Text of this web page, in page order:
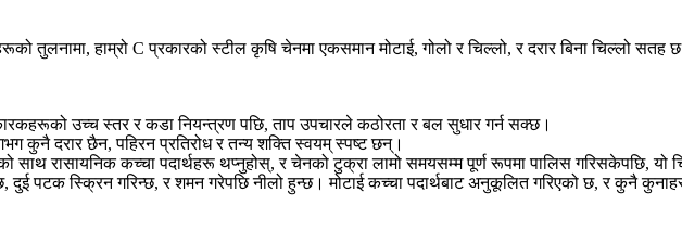
तुलनामा, हाम्रो C प्रकारको स्टील कृषि चेनमा एकसमान मोटाई, गोलो र चिल्लो, र दरार बिना चिल्लो सतह
उच्च स्तर र कडा नियन्त्रण पछि, ताप उपचारले कठोरता र बल सुधार गर्न सक्छ।
कुनै दरार छैन, पहिरन प्रतिरोध र तन्य शक्ति स्वयम् स्पष्ट छन्।
साथ रासायनिक कच्चा पदार्थहरू थप्नुहोस्, र चेनको टुक्रा लामो समयसम्म पूर्ण रूपमा पालिस गरिसकेपछि, यो
पटक स्क्रिन गरिन्छ, र शमन गरेपछि नीलो हुन्छ। मोटाई कच्चा पदार्थबाट अनुकूलित गरिएको छ, र कुनै